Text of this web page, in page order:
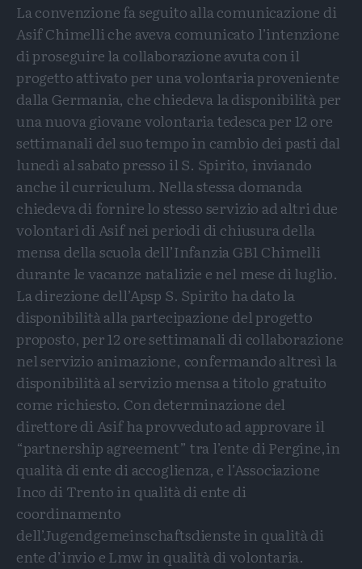
La convenzione fa seguito alla comunicazione di
Asif Chimelli che aveva comunicato l’intenzione
di proseguire la collaborazione avuta con il
progetto attivato per una volontaria proveniente
dalla Germania, che chiedeva la disponibilità per
una nuova giovane volontaria tedesca per 12 ore
settimanali del suo tempo in cambio dei pasti dal
lunedì al sabato presso il S. Spirito, inviando
anche il curriculum. Nella stessa domanda
chiedeva di fornire lo stesso servizio ad altri due
volontari di Asif nei periodi di chiusura della
mensa della scuola dell’Infanzia GB1 Chimelli
durante le vacanze natalizie e nel mese di luglio.
La direzione dell’Apsp S. Spirito ha dato la
disponibilità alla partecipazione del progetto
proposto, per 12 ore settimanali di collaborazione
nel servizio animazione, confermando altresì la
disponibilità al servizio mensa a titolo gratuito
come richiesto. Con determinazione del
direttore di Asif ha provveduto ad approvare il
“partnership agreement” tra l’ente di Pergine,in
qualità di ente di accoglienza, e l’Associazione
Inco di Trento in qualità di ente di
coordinamento
dell’Jugendgemeinschaftsdienste in qualità di
ente d’invio e Lmw in qualità di volontaria.